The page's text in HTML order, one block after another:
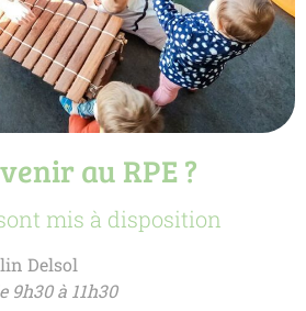
au RPE ?
mis à disposition
Delsol
9h30 à 11h30